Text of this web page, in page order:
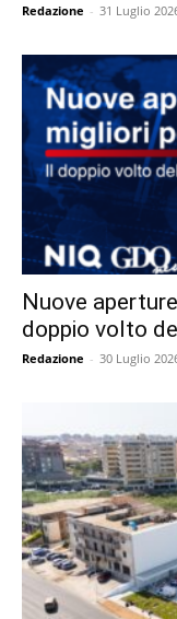
Redazione - 31 Luglio
Nuove
doppio volto
Redazione - 30 Luglio